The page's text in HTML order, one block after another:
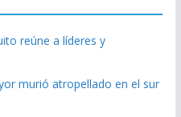
reúne a líderes y
murió atropellado en el sur